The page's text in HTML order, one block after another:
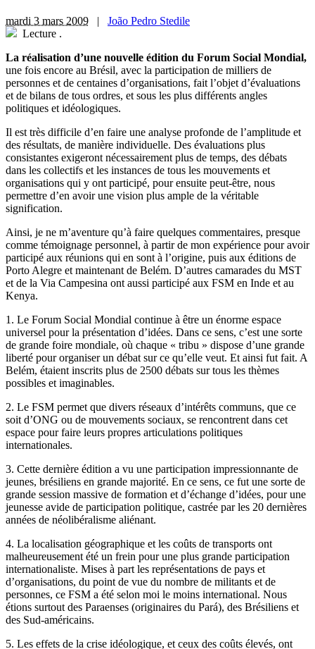
mardi 3 mars 2009 | João Pedro Stedile
Lecture .
La réalisation d’une nouvelle édition du Forum Social Mondial,
une fois encore au Brésil, avec la participation de milliers de
personnes et de centaines d’organisations, fait l’objet d’évaluations
et de bilans de tous ordres, et sous les plus différents angles
politiques et idéologiques.
Il est très difficile d’en faire une analyse profonde de l’amplitude et
des résultats, de manière individuelle. Des évaluations plus
consistantes exigeront nécessairement plus de temps, des débats
dans les collectifs et les instances de tous les mouvements et
organisations qui y ont participé, pour ensuite peut-être, nous
permettre d’en avoir une vision plus ample de la véritable
signification.
Ainsi, je ne m’aventure qu’à faire quelques commentaires, presque
comme témoignage personnel, à partir de mon expérience pour avoir
participé aux réunions qui en sont à l’origine, puis aux éditions de
Porto Alegre et maintenant de Belém. D’autres camarades du MST
et de la Via Campesina ont aussi participé aux FSM en Inde et au
Kenya.
1. Le Forum Social Mondial continue à être un énorme espace
universel pour la présentation d’idées. Dans ce sens, c’est une sorte
de grande foire mondiale, où chaque « tribu » dispose d’une grande
liberté pour organiser un débat sur ce qu’elle veut. Et ainsi fut fait. A
Belém, étaient inscrits plus de 2500 débats sur tous les thèmes
possibles et imaginables.
2. Le FSM permet que divers réseaux d’intérêts communs, que ce
soit d’ONG ou de mouvements sociaux, se rencontrent dans cet
espace pour faire leurs propres articulations politiques
internationales.
3. Cette dernière édition a vu une participation impressionnante de
jeunes, brésiliens en grande majorité. En ce sens, ce fut une sorte de
grande session massive de formation et d’échange d’idées, pour une
jeunesse avide de participation politique, castrée par les 20 dernières
années de néolibéralisme aliénant.
4. La localisation géographique et les coûts de transports ont
malheureusement été un frein pour une plus grande participation
internationaliste. Mises à part les représentations de pays et
d’organisations, du point de vue du nombre de militants et de
personnes, ce FSM a été selon moi le moins international. Nous
étions surtout des Paraenses (originaires du Pará), des Brésiliens et
des Sud-américains.
5. Les effets de la crise idéologique, et ceux des coûts élevés, ont